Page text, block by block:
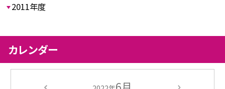
2011年度
カレンダー